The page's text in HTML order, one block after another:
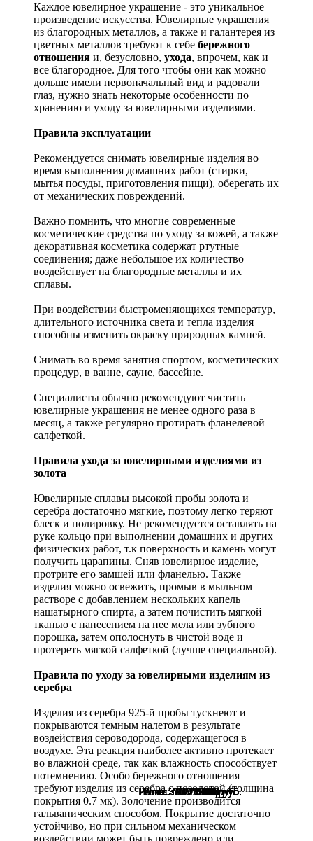
Розн.:3120 2 340руб.
Розн.:2840 2 130руб.
Розн.:3640 2 730руб.
Розн.:3120 2 340руб.
Розн.:3250 2 438руб.
Розн.:2130 1 598руб.
Розн.:2410 1 808руб.
Розн.:2350 1 763руб.
Розн.:850 638руб.
Розн.:800 600руб.
Розн.:1080 810руб.
Розн.:1130 576руб.
Розн.:1080 562руб.
Розн.:1050 788руб.
Каждое ювелирное украшение - это уникальное
произведение искусства. Ювелирные украшения
из благородных металлов, а также и галантерея из
цветных металлов требуют к себе бережного
отношения и, безусловно, ухода, впрочем, как и
все благородное. Для того чтобы они как можно
дольше имели первоначальный вид и радовали
глаз, нужно знать некоторые особенности по
хранению и уходу за ювелирными изделиями.
Правила эксплуатации
Рекомендуется снимать ювелирные изделия во
время выполнения домашних работ (стирки,
мытья посуды, приготовления пищи), оберегать их
от механических повреждений.
Важно помнить, что многие современные
косметические средства по уходу за кожей, а также
декоративная косметика содержат ртутные
соединения; даже небольшое их количество
воздействует на благородные металлы и их
сплавы.
При воздействии быстроменяющихся температур,
длительного источника света и тепла изделия
способны изменить окраску природных камней.
Снимать во время занятия спортом, косметических
процедур, в ванне, сауне, бассейне.
Специалисты обычно рекомендуют чистить
ювелирные украшения не менее одного раза в
месяц, а также регулярно протирать фланелевой
салфеткой.
Правила ухода за ювелирными изделиями из
золота
Ювелирные сплавы высокой пробы золота и
серебра достаточно мягкие, поэтому легко теряют
блеск и полировку. Не рекомендуется оставлять на
руке кольцо при выполнении домашних и других
физических работ, т.к поверхность и камень могут
получить царапины. Сняв ювелирное изделие,
протрите его замшей или фланелью. Также
изделия можно освежить, промыв в мыльном
растворе с добавлением нескольких капель
нашатырного спирта, а затем почистить мягкой
тканью с нанесением на нее мела или зубного
порошка, затем ополоснуть в чистой воде и
протереть мягкой салфеткой (лучше специальной).
Правила по уходу за ювелирными изделиям из
серебра
Изделия из серебра 925-й пробы тускнеют и
покрываются темным налетом в результате
воздействия сероводорода, содержащегося в
воздухе. Эта реакция наиболее активно протекает
во влажной среде, так как влажность способствует
потемнению. Особо бережного отношения
требуют изделия из серебра с позолотой (толщина
покрытия 0.7 мк). Золочение производится
гальваническим способом. Покрытие достаточно
устойчиво, но при сильном механическом